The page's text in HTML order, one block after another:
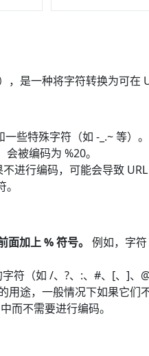
是一种将字符转换为可在
些特殊字符（如 -_.~ 等
被编码为 %20。
进行编码，可能会导致
加上 % 符号。 例如，字
符（如 /、?、:、#、[、]
用途，一般情况下如果它
而不需要进行编码。